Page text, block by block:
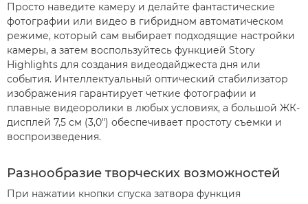
Просто наведите камеру и делайте фантастические
фотографии или видео в гибридном автоматическом
режиме, который сам выбирает подходящие настройки
камеры, а затем воспользуйтесь функцией Story
Highlights для создания видеодайджеста дня или
события. Интеллектуальный оптический стабилизатор
изображения гарантирует четкие фотографии и
плавные видеоролики в любых условиях, а большой ЖК-
дисплей 7,5 см (3,0") обеспечивает простоту съемки и
воспроизведения.
Разнообразие творческих возможностей
При нажатии кнопки спуска затвора функция